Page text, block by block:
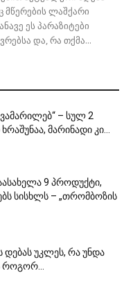
ლაშქარი
ეს პარაზიტები
და, რა თქმა...
– სულ 2
მარინადი კი...
9 პროდუქტი,
სისხლს – „თრომბოზის
დებას უკლეს, რა უნდა
როგორ...